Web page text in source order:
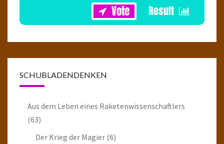
SCHUBLADENDENKEN
Aus dem Leben eines Raketenwissenschaftlers
(63)
Der Krieg der Magier (6)